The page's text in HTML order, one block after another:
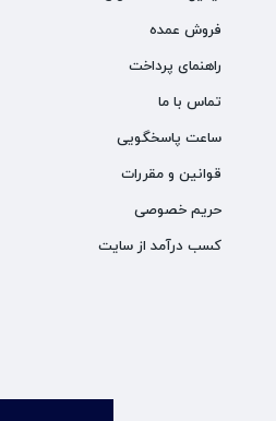
فروش عمده
راهنمای پرداخت
تماس با ما
ساعت پاسخگویی
قوانین و مقررات
حریم خصوصی
کسب درآمد از سایت